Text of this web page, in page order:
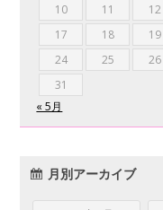
10
11 12
17
18 19
24
25 26
31
« 5月
月別アーカイブ